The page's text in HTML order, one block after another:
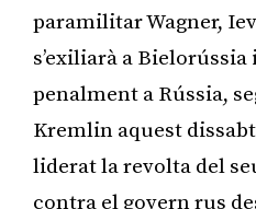
paramilitar Wagner,
s’exiliarà a
penalment a Rússia,
Kremlin aquest
liderat la revolta del
contra el govern rus